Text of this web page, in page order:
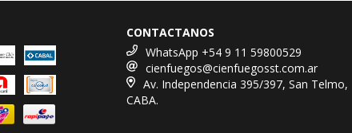
CONTACTANOS
WhatsApp +54 9 11 59800529
cienfuegos@cienfuegosst.com.ar
Av. Independencia 395/397, San Telmo,
CABA.